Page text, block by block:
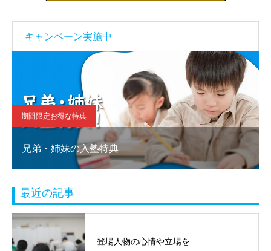
キャンペーン実施中
期間限定お得な特典
兄弟・姉妹の入塾特典
最近の記事
登場人物の心情や立場を…